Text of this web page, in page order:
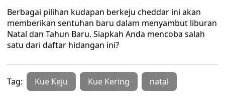
Berbagai pilihan kudapan berkeju cheddar ini akan
memberikan sentuhan baru dalam menyambut liburan
Natal dan Tahun Baru. Siapkah Anda mencoba salah
satu dari daftar hidangan ini?
Tag: Kue Keju Kue Kering natal